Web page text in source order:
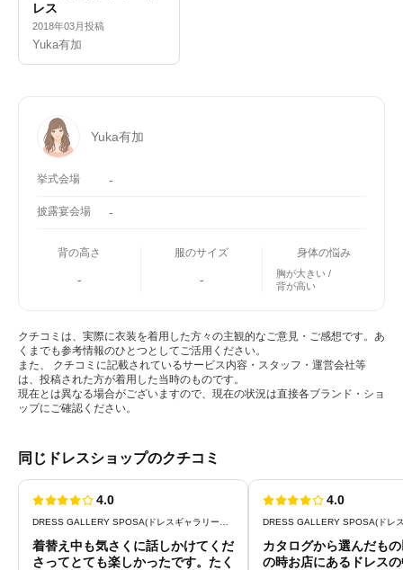
レス
2018年03月投稿
Yuka有加
Yuka有加
挙式会場 -
披露宴会場 -
背の高さ
-
服のサイズ
-
身体の悩み
胸が大きい
背が高い
クチコミは、実際に衣装を着用した方々の主観的なご意見・ご感想です。あ
くまでも参考情報のひとつとしてご活用ください。
また、 クチコミに記載されているサービス内容・スタッフ・運営会社等
は、投稿された方が着用した当時のものです。
現在とは異なる場合がございますので、現在の状況は直接各ブランド・ショ
ップにご確認ください。
同じドレスショップのクチコミ
4.0
着替え中も気さくに話しかけてくだ
さってとても楽しかったです。たく
4.0
カタログから選んだも
の時お店にあるドレス